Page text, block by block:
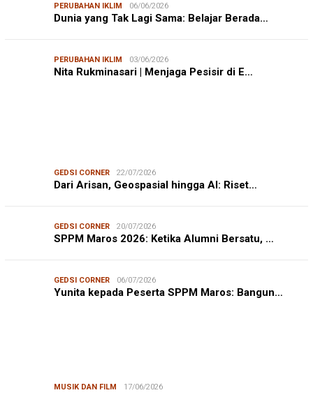
PERUBAHAN IKLIM 06/06/2026
Dunia yang Tak Lagi Sama: Belajar Berada…
PERUBAHAN IKLIM 03/06/2026
Nita Rukminasari | Menjaga Pesisir di E…
GEDSI CORNER 22/07/2026
Dari Arisan, Geospasial hingga AI: Riset…
GEDSI CORNER 20/07/2026
SPPM Maros 2026: Ketika Alumni Bersatu, …
GEDSI CORNER 06/07/2026
Yunita kepada Peserta SPPM Maros: Bangun…
MUSIK DAN FILM 17/06/2026